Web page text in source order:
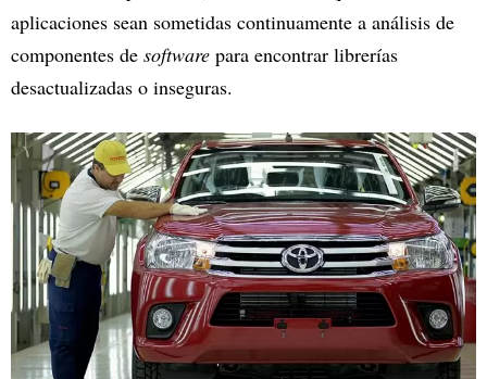
aplicaciones sean sometidas continuamente a análisis de
componentes de software para encontrar librerías
desactualizadas o inseguras.